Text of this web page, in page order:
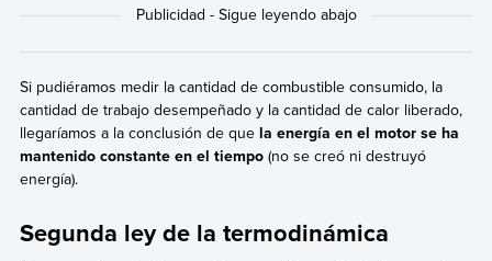
Si pudiéramos medir la cantidad de combustible consumido, la
cantidad de trabajo desempeñado y la cantidad de calor liberado,
llegaríamos a la conclusión de que la energía en el motor se ha
mantenido constante en el tiempo(no se creó ni destruyó
energía).
Segunda ley de la termodinámica